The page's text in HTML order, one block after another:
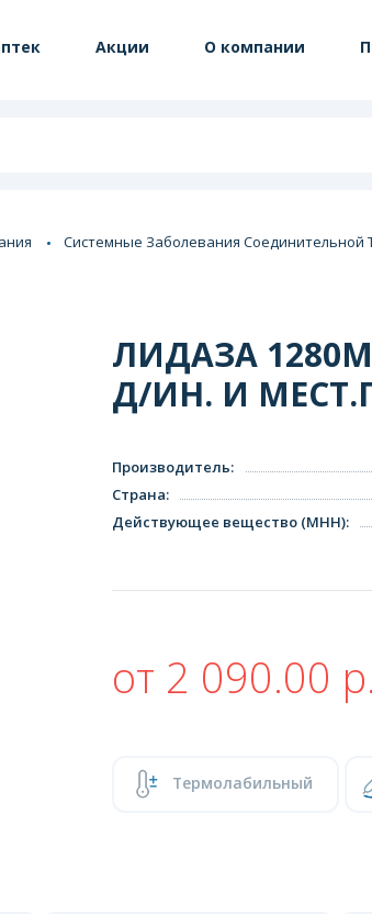
Акции О компании
Системные Заболевания Соединительной
ЛИДАЗА
Д/ИН. И
Производитель:
Страна:
Действующее вещество (МНН):
от 2 090.00 р.
Термолабильный